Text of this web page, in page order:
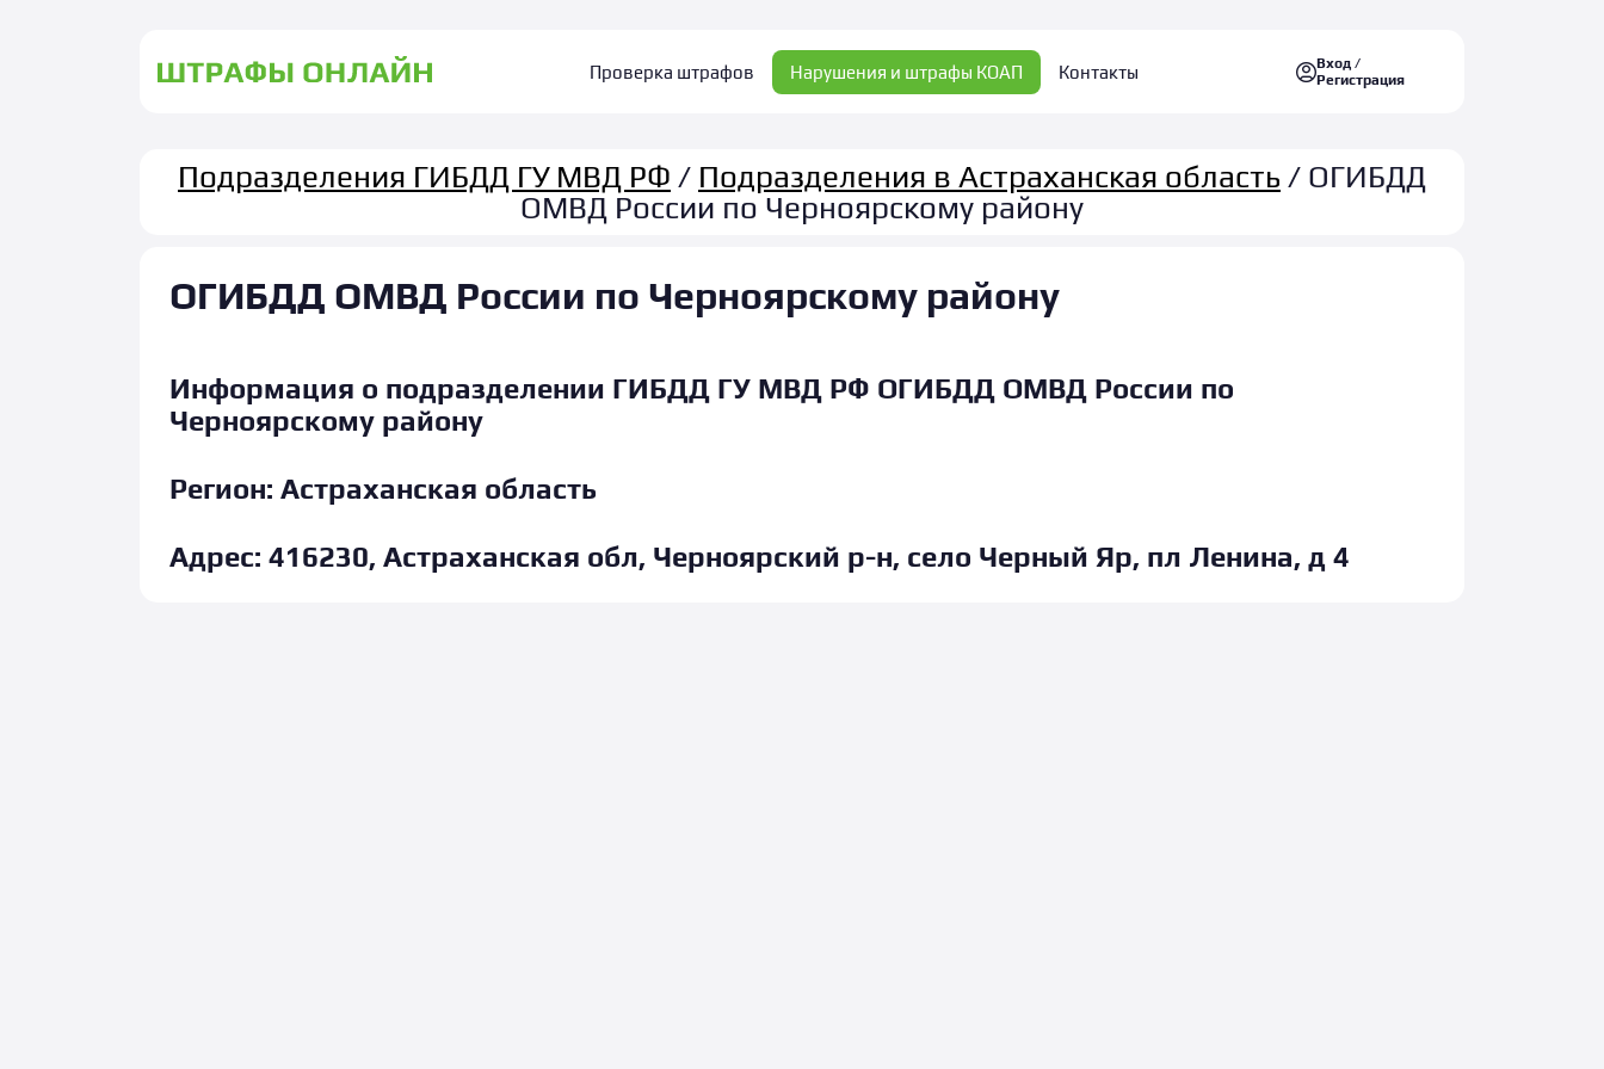
Проверка штрафов Нарушения и штрафы КОАП Контакты
Вход /
Регистрация
Подразделения ГИБДД ГУ МВД РФ / Подразделения в Астраханская область / ОГИБДД
ОМВД России по Черноярскому району
ОГИБДД ОМВД России по Черноярскому району
Информация о подразделении ГИБДД ГУ МВД РФ ОГИБДД ОМВД России по
Черноярскому району
Регион: Астраханская область
Адрес: 416230, Астраханская обл, Черноярский р-н, село Черный Яр, пл Ленина, д 4